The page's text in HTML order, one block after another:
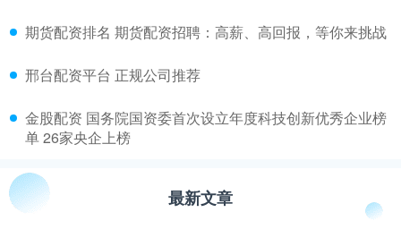
​期货配资排名 期货配资招聘：高薪、高回报，等你来挑战
​邢台配资平台 正规公司推荐
​金股配资 国务院国资委首次设立年度科技创新优秀企业榜
单 26家央企上榜
最新文章